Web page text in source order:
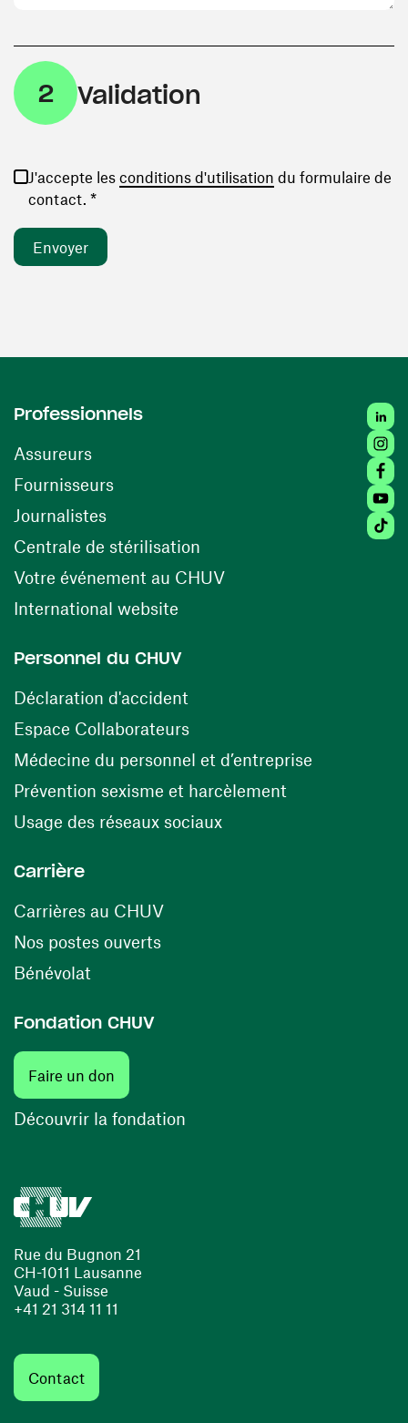
2 Validation
J'accepte les conditions d'utilisation (ouvre une
du formulaire de
contact. *
Rue du Bugnon 21
CH-1011 Lausanne
Vaud - Suisse
+41 21 314 11 11
Contact
Professionnels
Assureurs
Fournisseurs(ouvre une nouvelle fenêtre)
Journalistes
Centrale de stérilisation (ouvre une nouvelle
Votre événement au CHUV(ouvre une nouvelle
International website
Personnel du CHUV
Déclaration d'accident
Espace Collaborateurs(ouvre une nouvelle fenêtre)
Médecine du personnel et d’entreprise
Prévention sexisme et harcèlement
Usage des réseaux sociaux(ouvre une nouvelle
Carrière
Carrières au CHUV(ouvre une nouvelle fenêtre)
Nos postes ouverts(ouvre une nouvelle fenêtre)
Bénévolat
Fondation CHUV
Faire un don
Découvrir la fondation